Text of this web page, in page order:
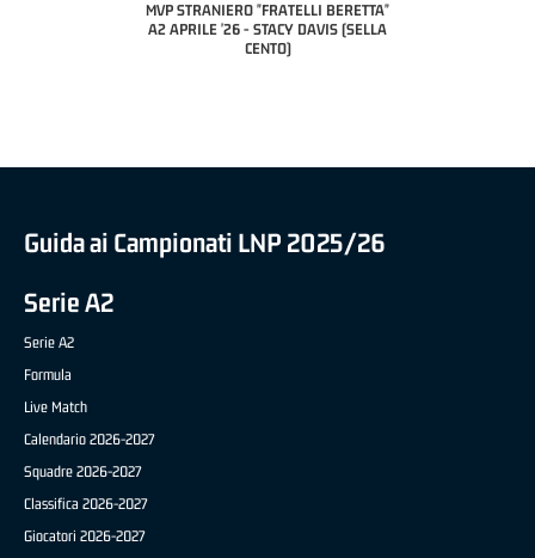
MVP "FRATELLI BERETTA" SAMUEL
DILAS B NAZIONALE APRILE '26 -
MARCO RESTELLI (TAV TREVIGLIO
Guida ai Campionati LNP 2025/26
Serie A2
Serie A2
Formula
Live Match
Calendario 2026-2027
Squadre 2026-2027
Classifica 2026-2027
Giocatori 2026-2027